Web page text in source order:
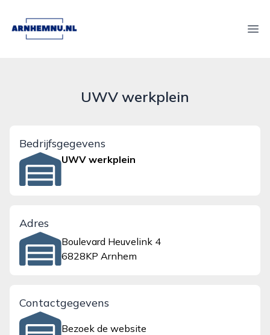
arnhemnu.nl
UWV werkplein
Bedrijfsgegevens
UWV werkplein
Adres
Boulevard Heuvelink 4
6828KP Arnhem
Contactgegevens
Bezoek de website